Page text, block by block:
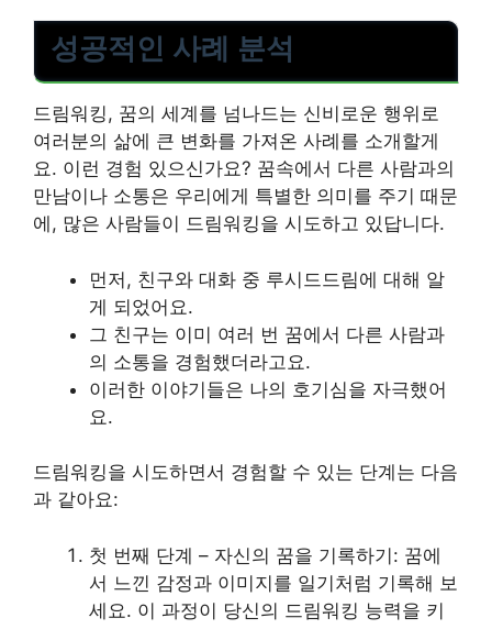
성공적인 사례 분석
드림워킹, 꿈의 세계를 넘나드는 신비로운 행위로
여러분의 삶에 큰 변화를 가져온 사례를 소개할게
요. 이런 경험 있으신가요? 꿈속에서 다른 사람과의
만남이나 소통은 우리에게 특별한 의미를 주기 때문
에, 많은 사람들이 드림워킹을 시도하고 있답니다.
먼저, 친구와 대화 중 루시드드림에 대해 알
게 되었어요.
그 친구는 이미 여러 번 꿈에서 다른 사람과
의 소통을 경험했더라고요.
이러한 이야기들은 나의 호기심을 자극했어
요.
드림워킹을 시도하면서 경험할 수 있는 단계는 다음
과 같아요:
첫 번째 단계 – 자신의 꿈을 기록하기: 꿈에
서 느낀 감정과 이미지를 일기처럼 기록해 보
세요. 이 과정이 당신의 드림워킹 능력을 키